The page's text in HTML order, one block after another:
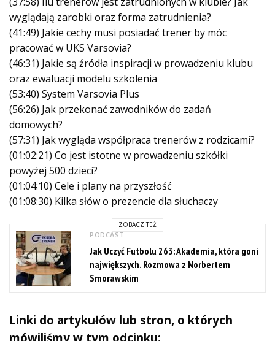
wyglądają zarobki oraz forma zatrudnienia?
(41:49) Jakie cechy musi posiadać trener by móc
pracować w UKS Varsovia?
(46:31) Jakie są źródła inspiracji w prowadzeniu klubu
oraz ewaluacji modelu szkolenia
(53:40) System Varsovia Plus
(56:26) Jak przekonać zawodników do zadań
domowych?
(57:31) Jak wygląda współpraca trenerów z rodzicami?
(01:02:21) Co jest istotne w prowadzeniu szkółki
powyżej 500 dzieci?
(01:04:10) Cele i plany na przyszłość
(01:08:30) Kilka słów o prezencie dla słuchaczy
ZOBACZ TEŻ
PODCAST
Jak Uczyć Futbolu 263: Akademia, która goni
największych. Rozmowa z Norbertem
Smorawskim
Linki do artykułów lub stron, o których
mówiliśmy w tym odcinku: